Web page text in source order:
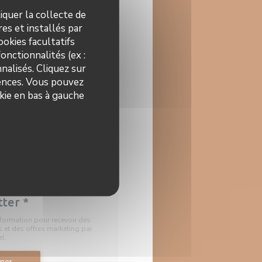
la collecte de
et installés par
facultatifs
(ex :
Cliquez sur
Vous pouvez
en bas à gauche
*
pour recevoir des
des offres marketing par